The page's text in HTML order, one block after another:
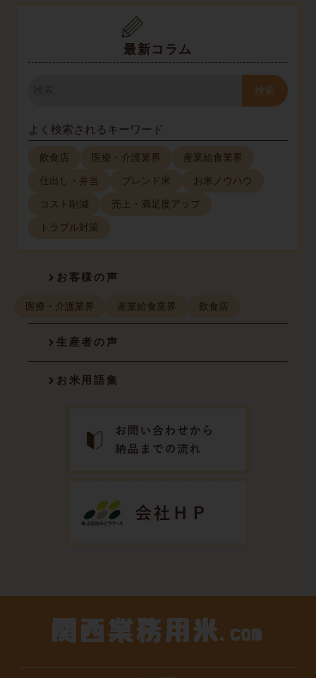
最新コラム
検索
よく検索されるキーワード
飲食店 医療・介護業界 産業給食業界
仕出し・弁当 ブレンド米 お米ノウハウ
コスト削減 売上・満足度アップ
トラブル対策
お客様の声
医療・介護業界 産業給食業界 飲食店
生産者の声
お米用語集